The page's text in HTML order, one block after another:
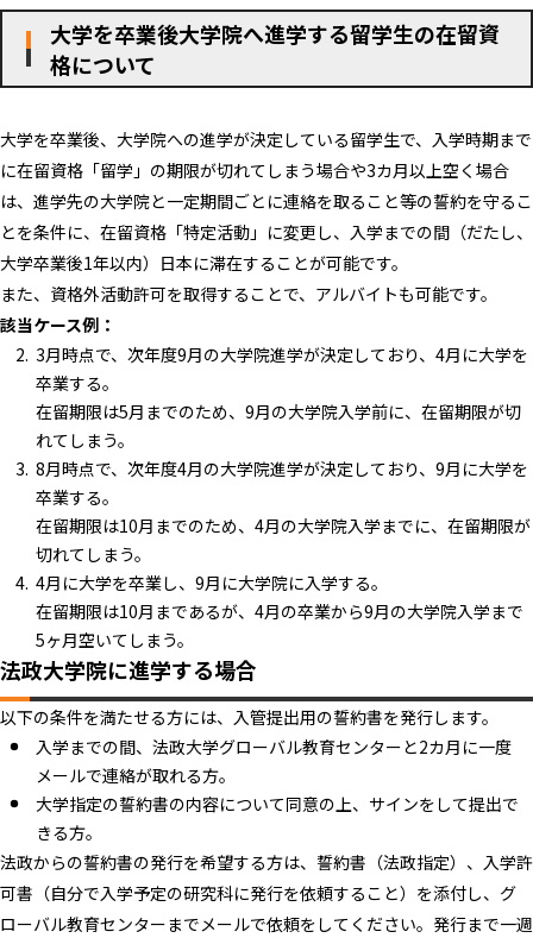
大学を卒業後大学院へ進学する留学生の在留資
格について
大学を卒業後、大学院への進学が決定している留学生で、入学時期まで
に在留資格「留学」の期限が切れてしまう場合や3カ月以上空く場合
は、進学先の大学院と一定期間ごとに連絡を取ること等の誓約を守るこ
とを条件に、在留資格「特定活動」に変更し、入学までの間（だたし、
大学卒業後1年以内）日本に滞在することが可能です。
また、資格外活動許可を取得することで、アルバイトも可能です。
該当ケース例：
3月時点で、次年度9月の大学院進学が決定しており、4月に大学を
卒業する。
在留期限は5月までのため、9月の大学院入学前に、在留期限が切
れてしまう。
8月時点で、次年度4月の大学院進学が決定しており、9月に大学を
卒業する。
在留期限は10月までのため、4月の大学院入学までに、在留期限が
切れてしまう。
4月に大学を卒業し、9月に大学院に入学する。
在留期限は10月まであるが、4月の卒業から9月の大学院入学まで
5ヶ月空いてしまう。
法政大学院に進学する場合
以下の条件を満たせる方には、入管提出用の誓約書を発行します。
入学までの間、法政大学グローバル教育センターと2カ月に一度
メールで連絡が取れる方。
大学指定の誓約書の内容について同意の上、サインをして提出で
きる方。
法政からの誓約書の発行を希望する方は、誓約書（法政指定）、入学許
可書（自分で入学予定の研究科に発行を依頼すること）を添付し、グ
ローバル教育センターまでメールで依頼をしてください。発行まで一週